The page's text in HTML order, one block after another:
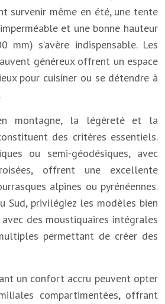
survenir même en été, une tente
et une bonne hauteur
mm) s’avère indispensable. Les
généreux offrent un espace
pour cuisiner ou se détendre à
montagne, la légèreté et la
des critères essentiels.
ou semi-géodésiques, avec
offrent une excellente
alpines ou pyrénéennes.
Sud, privilégiez les modèles bien
des moustiquaires intégrales
permettant de créer des
un confort accru peuvent opter
compartimentées, offrant